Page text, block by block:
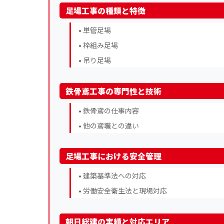
足場工事の種類と特徴
• 単管足場
• 枠組み足場
• 吊り足場
鉄骨鳶工事の専門性と技術
• 鉄骨鳶の仕事内容
• 他の鳶職との違い
足場工事における安全管理
• 建築基準法への対応
• 労働安全衛生法と現場対応
朝日総建の実績と対応エリア